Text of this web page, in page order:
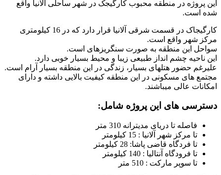
این پروژه در منطقه محبوب کارگیجک در شهر ساحلی آلانیا واقع
شده است.
کارگیجاک در قسمت شرقی آلانیا قرار دارد که در 16 کیلومتری
مرکز شهر واقع است.
سواحل این منطقه به صورت سنگریزه­ای است.
این ناحیه چشم انداز طبیعی زیبا و محیط بسیار خوبی دارد.
علیرغم حضور هتل­های بسیار، زندگی در این منطقه بسیار آرام است.
مجتمع­ های مسکونی در این منطقه کیفیت بالایی داشته و دارای
امکانات عالی می­باشند.
دسترسی های این پروژه شامل:
فاصله تا دریای مدیترانه 310 متر
تا مرکز شهر آلانیا : 15 کیلومتر
تا فردگاه قاضی پاشا: 28 کیلومتر
تا فرودگاه آنتالیا : 140 کیلومتر
تا سوپر مارکت : 510 متر